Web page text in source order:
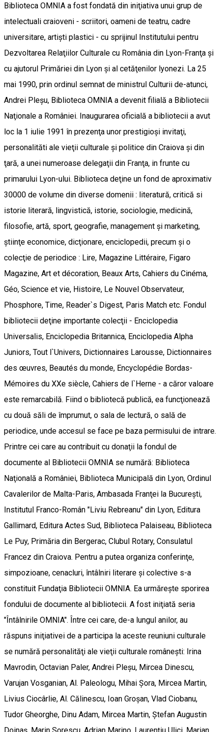
Biblioteca OMNIA a fost fondată din iniţiativa unui grup de
intelectuali craioveni - scriitori, oameni de teatru, cadre
universitare, artişti plastici - cu sprijinul Institutului pentru
Dezvoltarea Relaţiilor Culturale cu România din Lyon-Franţa şi
cu ajutorul Primăriei din Lyon şi al cetăţenilor lyonezi. La 25
mai 1990, prin ordinul semnat de ministrul Culturii de-atunci,
Andrei Pleşu, Biblioteca OMNIA a devenit filială a Bibliotecii
Naţionale a României. Inaugurarea oficială a bibliotecii a avut
loc la 1 iulie 1991 în prezenţa unor prestigioşi invitaţi,
personalităti ale vieţii culturale şi politice din Craiova şi din
ţară, a unei numeroase delegaţii din Franţa, in frunte cu
primarului Lyon-ului. Biblioteca deţine un fond de aproximativ
30000 de volume din diverse domenii : literatură, critică si
istorie literară, lingvistică, istorie, sociologie, medicină,
filosofie, artă, sport, geografie, management şi marketing,
ştiinţe economice, dicţionare, enciclopedii, precum şi o
colecţie de periodice : Lire, Magazine Littéraire, Figaro
Magazine, Art et décoration, Beaux Arts, Cahiers du Cinéma,
Géo, Science et vie, Histoire, Le Nouvel Observateur,
Phosphore, Time, Reader`s Digest, Paris Match etc. Fondul
bibliotecii deţine importante colecţii - Enciclopedia
Universalis, Enciclopedia Britannica, Enciclopedia Alpha
Juniors, Tout l`Univers, Dictionnaires Larousse, Dictionnaires
des œuvres, Beautés du monde, Encyclopédie Bordas-
Mémoires du XXe siècle, Cahiers de l`Herne - a căror valoare
este remarcabilă. Fiind o bibliotecă publică, ea funcţionează
cu două săli de împrumut, o sala de lectură, o sală de
periodice, unde accesul se face pe baza permisului de intrare.
Printre cei care au contribuit cu donaţii la fondul de
documente al Bibliotecii OMNIA se numără: Biblioteca
Naţională a României, Biblioteca Municipală din Lyon, Ordinul
Cavalerilor de Malta-Paris, Ambasada Franţei la Bucureşti,
Institutul Franco-Român "Liviu Rebreanu" din Lyon, Editura
Gallimard, Editura Actes Sud, Biblioteca Palaiseau, Biblioteca
Le Puy, Primăria din Bergerac, Clubul Rotary, Consulatul
Francez din Craiova. Pentru a putea organiza conferinţe,
simpozioane, cenacluri, întâlniri literare şi colective s-a
constituit Fundaţia Bibliotecii OMNIA. Ea urmăreşte sporirea
fondului de documente al bibliotecii. A fost iniţiată seria
"Întâlnirile OMNIA". Între cei care, de-a lungul anilor, au
răspuns iniţiativei de a participa la aceste reuniuni culturale
se numără personalităţi ale vieţii culturale româneşti: Irina
Mavrodin, Octavian Paler, Andrei Pleşu, Mircea Dinescu,
Varujan Vosganian, Al. Paleologu, Mihai Şora, Mircea Martin,
Livius Ciocârlie, Al. Călinescu, Ioan Groşan, Vlad Ciobanu,
Tudor Gheorghe, Dinu Adam, Mircea Martin, Ştefan Augustin